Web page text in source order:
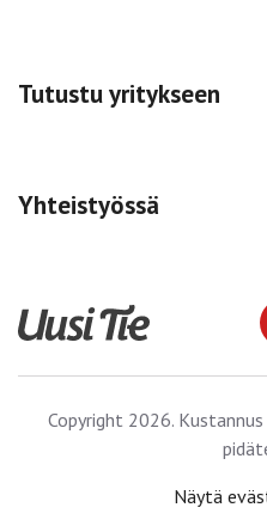
Tutustu yritykseen
Yhteistyössä
Copyright 2026. Kustannus
Näytä